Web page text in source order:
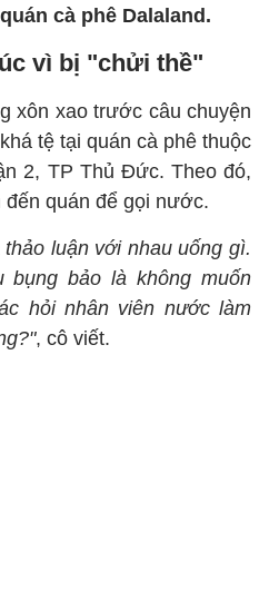
cà phê Dalaland.
vì bị "chửi thề"
xôn xao trước câu chuyện
tệ tại quán cà phê thuộc
2, TP Thủ Đức. Theo đó,
quán để gọi nước.
luận với nhau uống gì.
bụng bảo là không muốn
hỏi nhân viên nước làm
, cô viết.